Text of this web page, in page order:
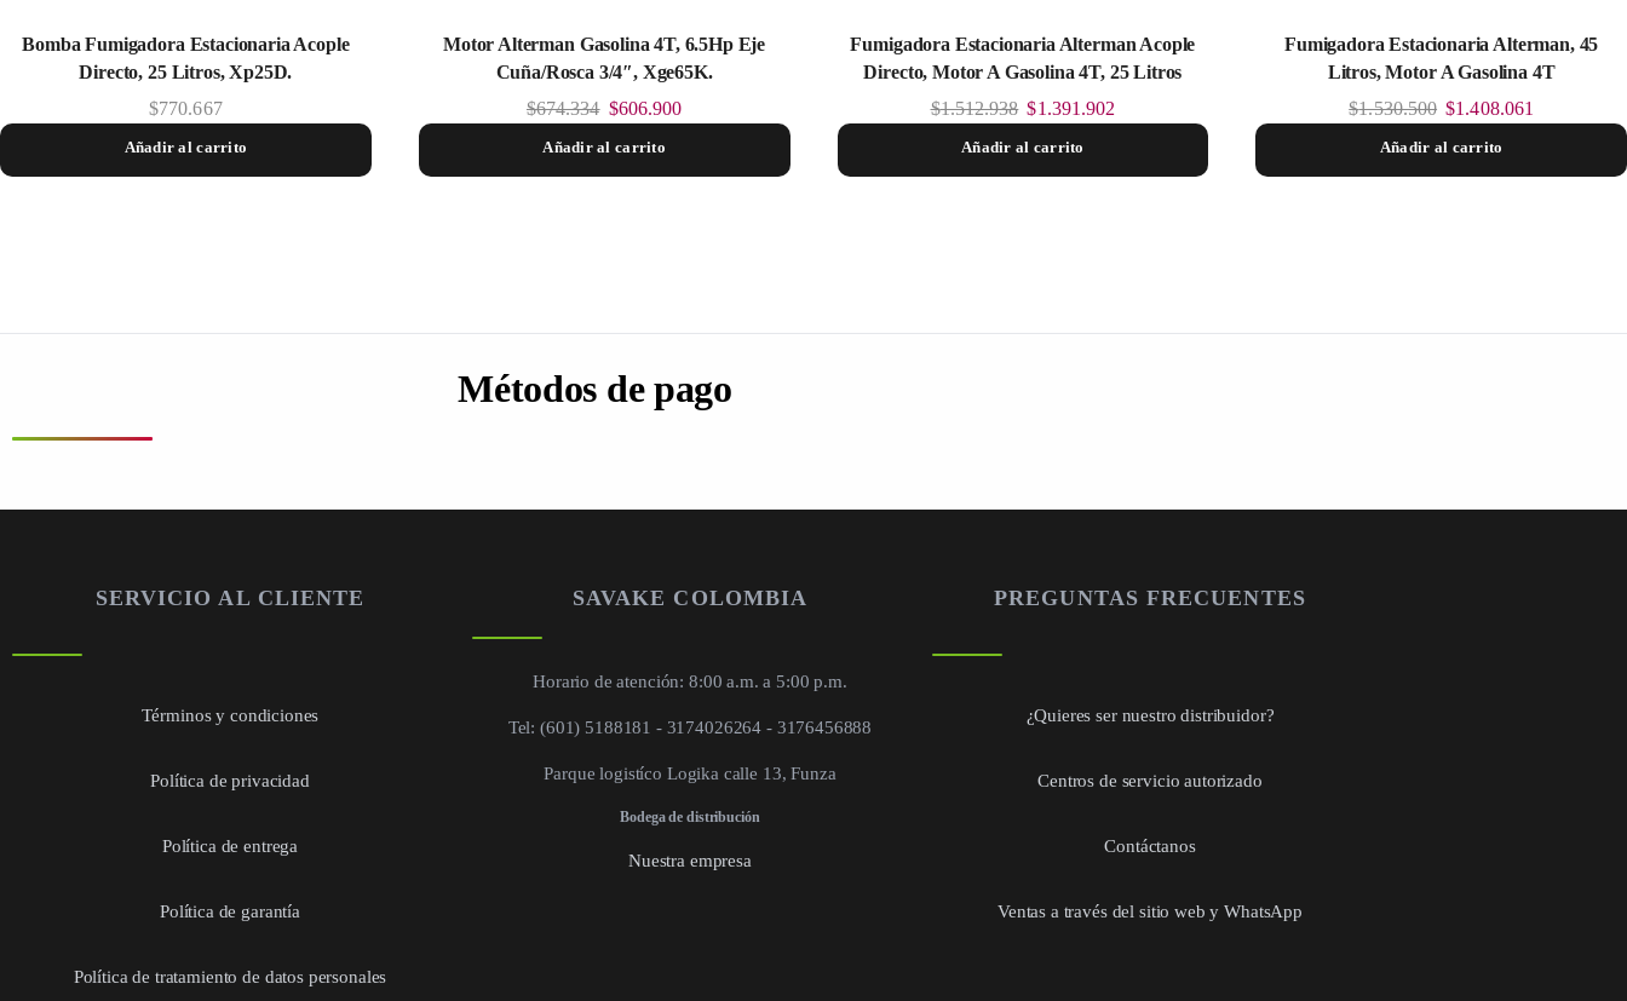
Bomba Fumigadora Estacionaria Acople
Directo, 25 Litros, Xp25D.
$770.667
Añadir al carrito
Motor Alterman Gasolina 4T, 6.5Hp Eje
Cuña/Rosca 3/4″, Xge65K.
$674.334 $606.900
Añadir al carrito
Fumigadora Estacionaria Alterman Acople
Directo, Motor A Gasolina 4T, 25 Litros
$1.512.938 $1.391.902
Añadir al carrito
Fumigadora Estacionaria Alterman, 45
Litros, Motor A Gasolina 4T
$1.530.500 $1.408.061
Añadir al carrito
Métodos de pago
SERVICIO AL CLIENTE
Términos y condiciones
Política de privacidad
Política de entrega
Política de garantía
Política de tratamiento de datos personales
SAVAKE COLOMBIA
Horario de atención: 8:00 a.m. a 5:00 p.m.
Tel: (601) 5188181 - 3174026264 - 3176456888
Parque logistíco Logika calle 13, Funza
Bodega de distribución
Nuestra empresa
PREGUNTAS FRECUENTES
¿Quieres ser nuestro distribuidor?
Centros de servicio autorizado
Contáctanos
Ventas a través del sitio web y WhatsApp